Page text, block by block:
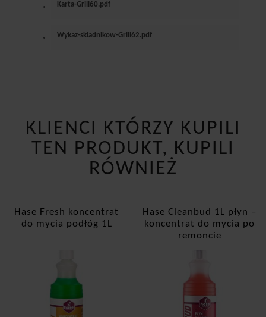
Karta-Grill60.pdf
Wykaz-skladnikow-Grill62.pdf
KLIENCI KTÓRZY KUPILI
TEN PRODUKT, KUPILI
RÓWNIEŻ
Hase Fresh koncentrat
do mycia podłóg 1L
Hase Cleanbud 1L płyn –
koncentrat do mycia po
remoncie